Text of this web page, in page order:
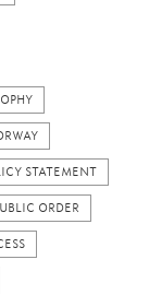
STATEMENT
ORDER